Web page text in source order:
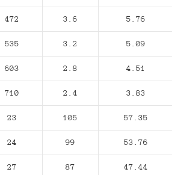
472 3.6 5.76
535 3.2 5.09
603 2.8 4.51
710 2.4 3.83
23 105 57.35
24 99 53.76
27 87 47.44